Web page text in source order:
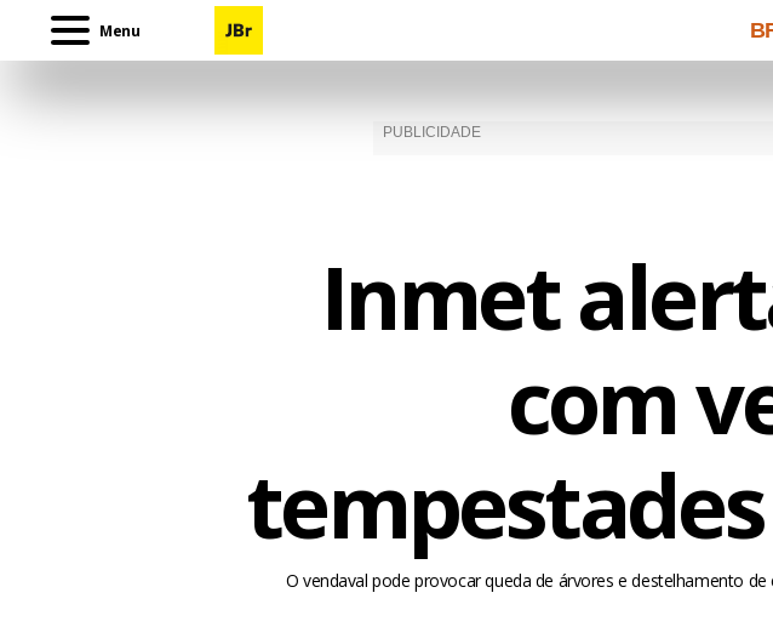
Menu
Inmet
com
O vendaval pode provocar queda de árvores e destelhamento